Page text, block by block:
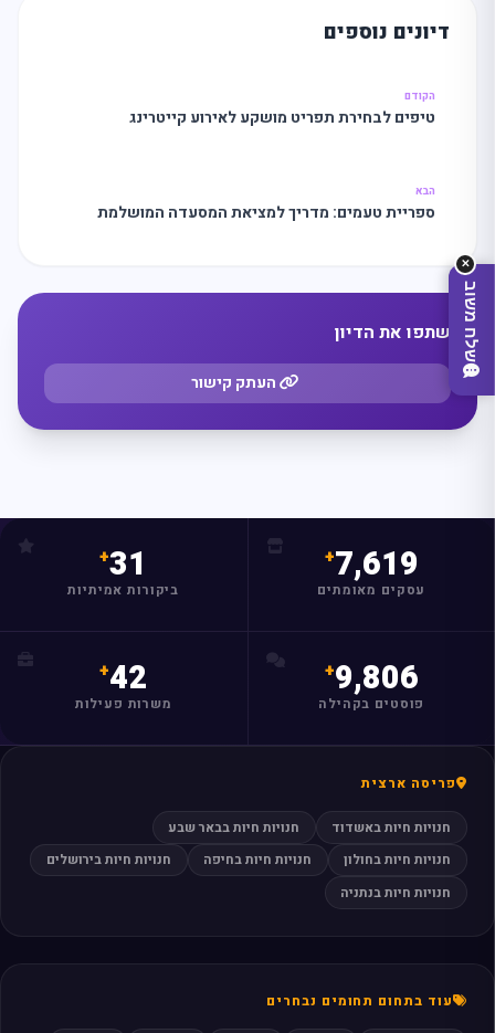
מה
מצאו לי עסק
דיונים נוספים
הקודם
טיפים לבחירת תפריט מושקע לאירוע קייטרינג
הבא
ספריית טעמים: מדריך למציאת המסעדה המושלמת
שתפו את הדיון
העתק קישור
✕
שלח משוב
7,619
עסקים מאומתים
31
ביקורות אמיתיות
9,806
פוסטים בקהילה
42
משרות פעילות
פריסה ארצית
חנויות חיות באשדוד
חנויות חיות בבאר שבע
חנויות חיות בחולון
חנויות חיות בחיפה
חנויות חיות בירושלים
חנויות חיות בנתניה
עוד בתחום תחומים נבחרים